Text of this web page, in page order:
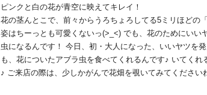
ピンクと白の花が青空に映えてキレイ！
花の茎んとこで、前々からうろちょろしてる5ミリほどの
姿はちーっとも可愛くないっ(>_<) でも、花のためにい
虫になるんです！ 今日、初・大人になった、いいヤツを
も、花についたアブラ虫を食べてくれるんです♪ いてく
♪ ご来店の際は、少しかがんで花畑を覗いてみてください